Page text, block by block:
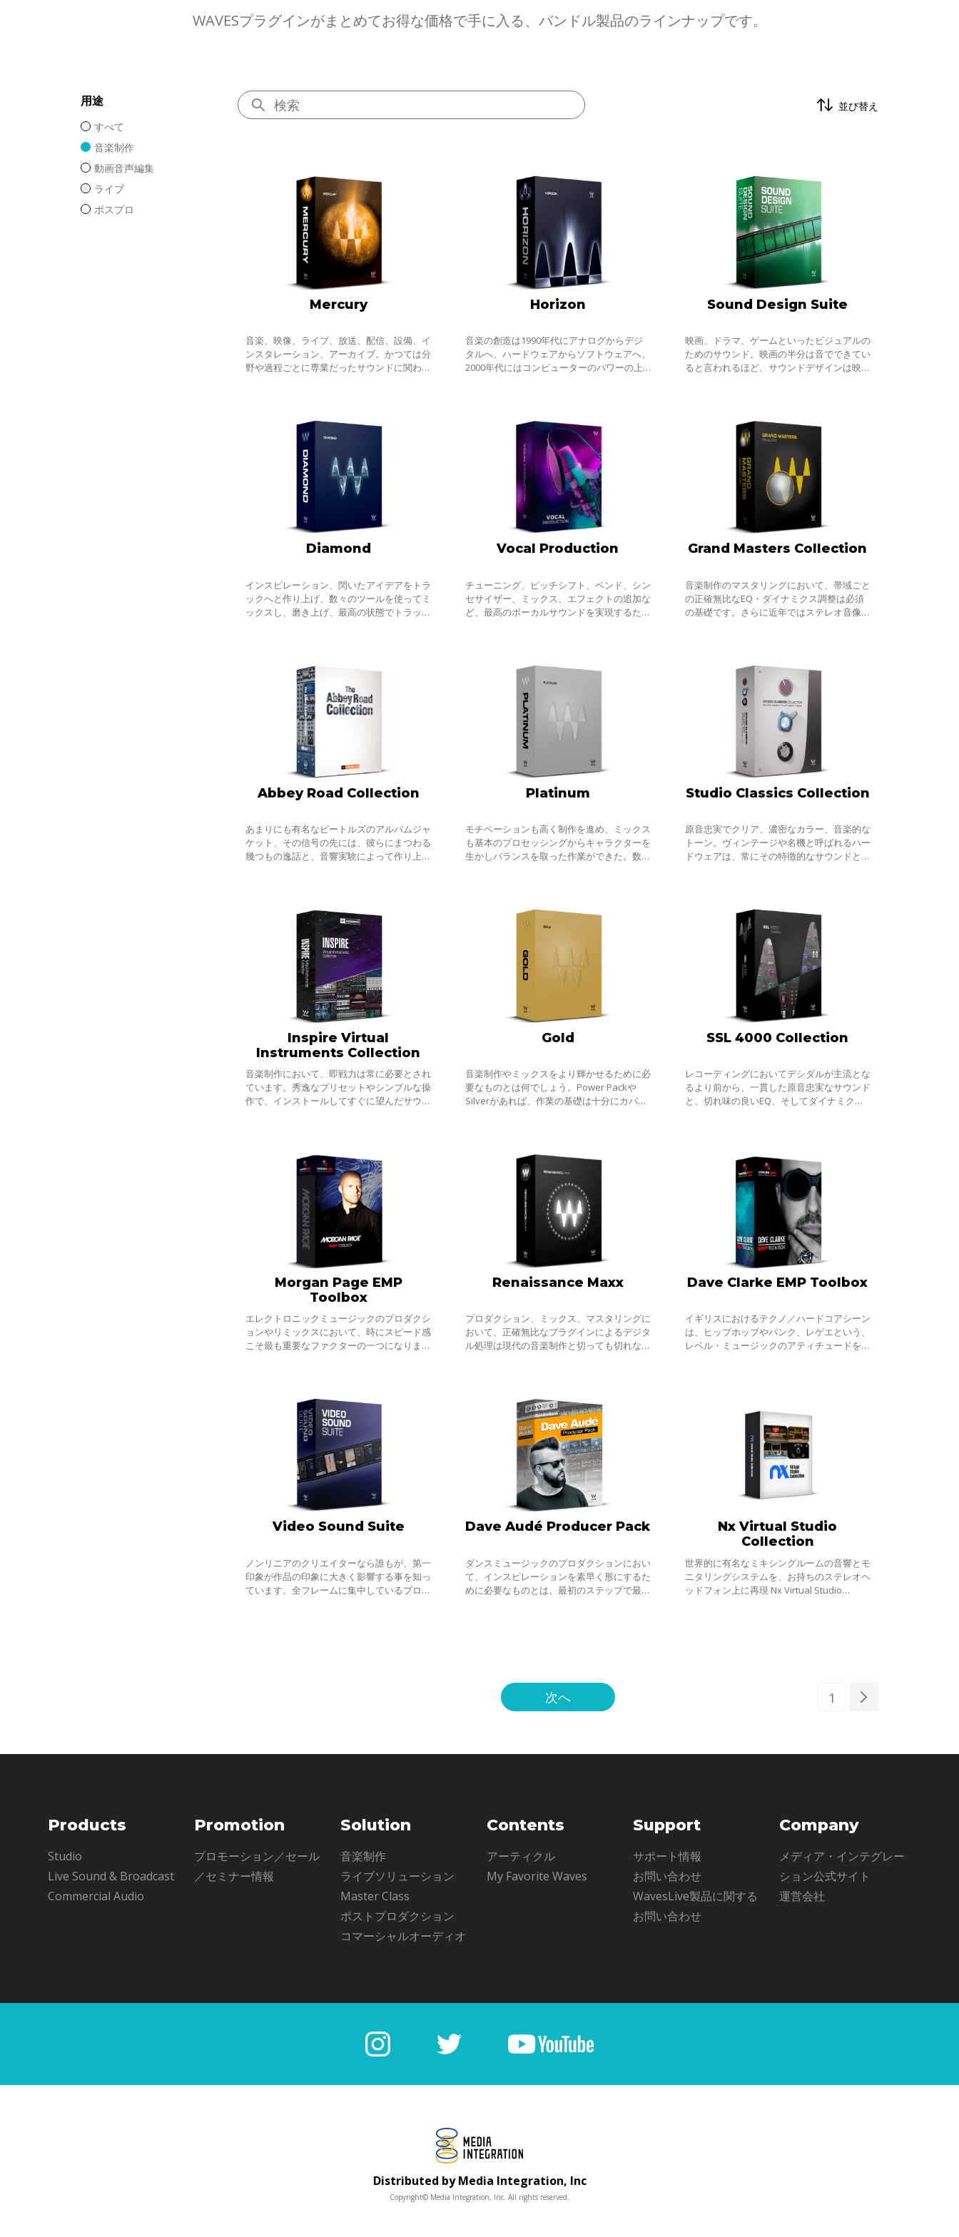
WAVESプラグインがまとめてお得な価格で手に入る、バンドル製品のラインナップです。
用途
すべて
音楽制作
動画音声編集
ライブ
ポスプロ
並び替え
Mercury
音楽、映像、ライブ、放送、配信、設備、イ
ンスタレーション、アーカイブ。かつては分
野や過程ごとに専業だったサウンドに関わる
Horizon
音楽の創造は1990年代にアナログからデジ
タルへ、ハードウェアからソフトウェアへ、
2000年代にはコンピューターのパワーの上
Sound Design Suite
映画、ドラマ、ゲームといったビジュアルの
ためのサウンド。映画の半分は音でできてい
ると言われるほど、サウンドデザインは映
Diamond
インスピレーション、閃いたアイデアをトラ
ックへと作り上げ、数々のツールを使ってミ
ックスし、磨き上げ、最高の状態でトラック
Vocal Production
チューニング、ピッチシフト、ベンド、シン
セサイザー、ミックス、エフェクトの追加な
ど、最高のボーカルサウンドを実現するため
Grand Masters Collection
音楽制作のマスタリングにおいて、帯域ごと
の正確無比なEQ・ダイナミクス調整は必須
の基礎です。さらに近年ではステレオ音像を
Abbey Road Collection
あまりにも有名なビートルズのアルバムジャ
ケット、その信号の先には、彼らにまつわる
幾つもの逸話と、音響実験によって作り上げ
Platinum
モチベーションも高く制作を進め、ミックス
も基本のプロセッシングからキャラクターを
生かしバランスを取った作業ができた。数曲
Studio Classics Collection
原音忠実でクリア、濃密なカラー、音楽的な
トーン。ヴィンテージや名機と呼ばれるハー
ドウェアは、常にその特徴的なサウンドとし
Inspire Virtual
Instruments Collection
音楽制作において、即戦力は常に必要とされ
ています。秀逸なプリセットやシンプルな操
作で、インストールしてすぐに望んだサウン
Gold
音楽制作やミックスをより輝かせるために必
要なものとは何でしょう。Power Packや
Silverがあれば、作業の基礎は十分にカバー
SSL 4000 Collection
レコーディングにおいてデシダルが主流とな
るより前から、一貫した原音忠実なサウンド
と、切れ味の良いEQ、そしてダイナミクス
Morgan Page EMP
Toolbox
エレクトロニックミュージックのプロダクシ
ョンやリミックスにおいて、時にスピード感
こそ最も重要なファクターの一つになりま
Renaissance Maxx
プロダクション、ミックス、マスタリングに
おいて、正確無比なプラグインによるデジタ
ル処理は現代の音楽制作と切っても切れない
Dave Clarke EMP Toolbox
イギリスにおけるテクノ／ハードコアシーン
は、ヒップホップやパンク、レゲエという、
レベル・ミュージックのアティチュードを纏
Video Sound Suite
ノンリニアのクリエイターなら誰もが、第一
印象が作品の印象に大きく影響する事を知っ
ています。全フレームに集中しているプロデ
Dave Audé Producer Pack
ダンスミュージックのプロダクションにおい
て、インスピレーションを素早く形にするた
めに必要なものとは。最初のステップで最重
Nx Virtual Studio
Collection
世界的に有名なミキシングルームの音響とモ
ニタリングシステムを、お持ちのステレオヘ
ッドフォン上に再現 Nx Virtual Studio
次へ 1
Products
Studio
Live Sound & Broadcast
Commercial Audio
Promotion
プロモーション／セール
／セミナー情報
Solution
音楽制作
ライブソリューション
Master Class
ポストプロダクション
コマーシャルオーディオ
Contents
アーティクル
My Favorite Waves
Support
サポート情報
お問い合わせ
WavesLive製品に関する
お問い合わせ
Company
メディア・インテグレー
ション公式サイト
運営会社
Distributed by Media Integration, Inc
Copyright© Media Integration, Inc. All rights reserved.